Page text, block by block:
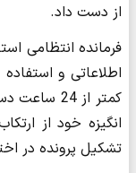
از دست داد.
فرمانده انتظامی
اطلاعاتی و
کمتر از
انگیزه خود از
تشکیل پرونده در